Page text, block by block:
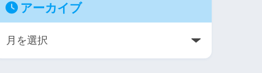
アーカイブ